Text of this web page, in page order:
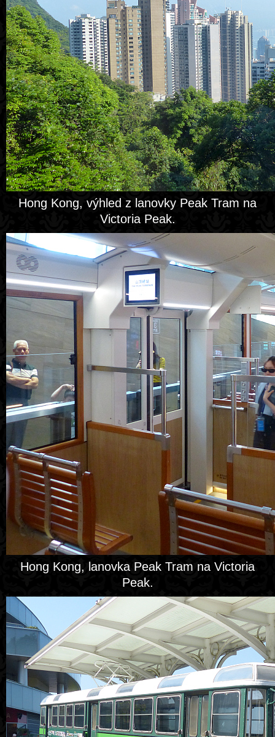
Hong Kong, výhled z lanovky Peak Tram na
Victoria Peak.
Hong Kong, lanovka Peak Tram na Victoria
Peak.